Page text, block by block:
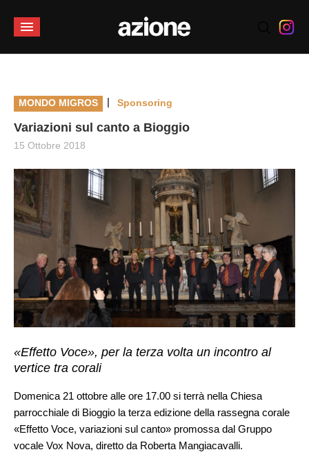
MONDO MIGROS | Sponsoring
Variazioni sul canto a Bioggio
15 Ottobre 2018
«Effetto Voce», per la terza volta un incontro al
vertice tra corali
Domenica 21 ottobre alle ore 17.00 si terrà nella Chiesa
parrocchiale di Bioggio la terza edizione della rassegna corale
«Effetto Voce, variazioni sul canto» promossa dal Gruppo
vocale Vox Nova, diretto da Roberta Mangiacavalli.